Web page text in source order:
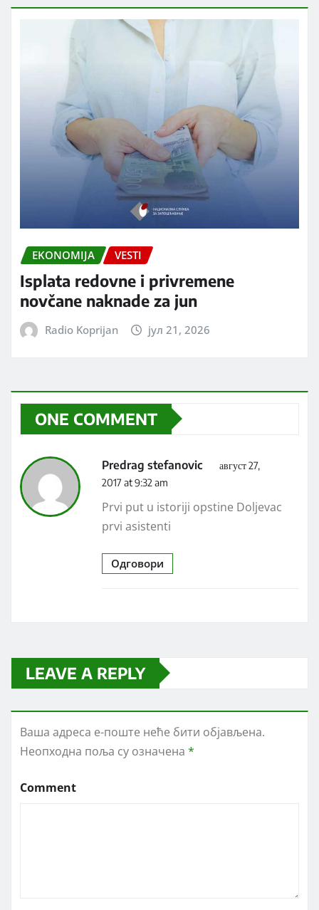
EKONOMIJA VESTI
Isplata redovne i privremene
novčane naknade za jun
Radio Koprijan јул 21, 2026
ONE COMMENT
Predrag stefanovic
август 27,
2017 at 9:32 am
Prvi put u istoriji opstine Doljevac
prvi asistenti
Одговори
LEAVE A REPLY
Ваша адреса е-поште неће бити објављена.
Неопходна поља су означена *
Comment